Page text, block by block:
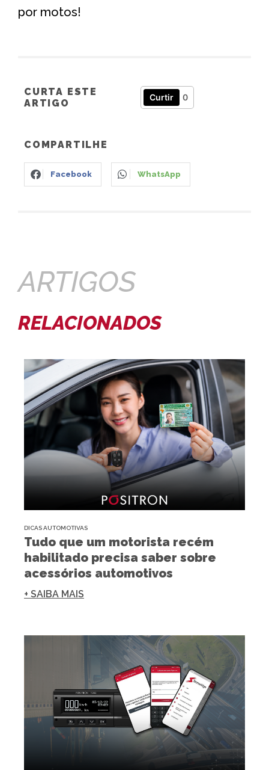
por motos!
CURTA ESTE
ARTIGO
Curtir 0
COMPARTILHE
Facebook WhatsApp
ARTIGOS
RELACIONADOS
DICAS AUTOMOTIVAS
Tudo que um motorista recém
habilitado precisa saber sobre
acessórios automotivos
+ SAIBA MAIS